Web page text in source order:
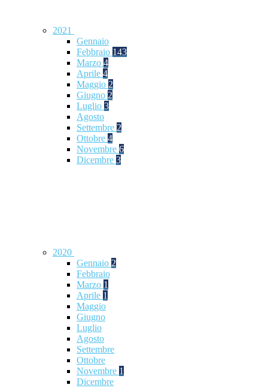
2021
Gennaio
Febbraio 143
Marzo 4
Aprile 4
Maggio 2
Giugno 2
Luglio 3
Agosto
Settembre 2
Ottobre 4
Novembre 6
Dicembre 3
2020
Gennaio 2
Febbraio
Marzo 1
Aprile 1
Maggio
Giugno
Luglio
Agosto
Settembre
Ottobre
Novembre 1
Dicembre